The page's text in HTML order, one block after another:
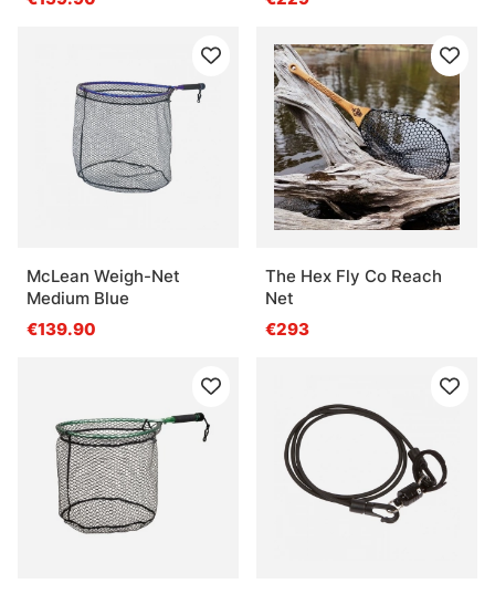
McLean Weigh-Net
Medium Blue
€139.90
The Hex Fly Co Reach
Net
€293